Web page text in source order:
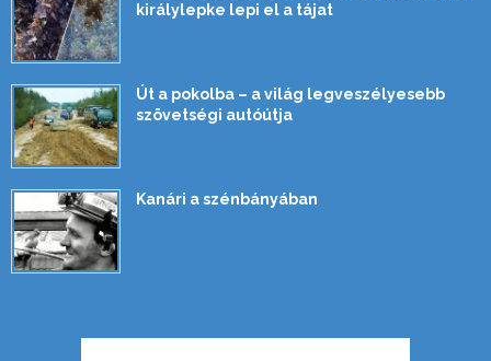
királylepke lepi el a tájat
Út a pokolba – a világ legveszélyesebb
szövetségi autóútja
Kanári a szénbányában